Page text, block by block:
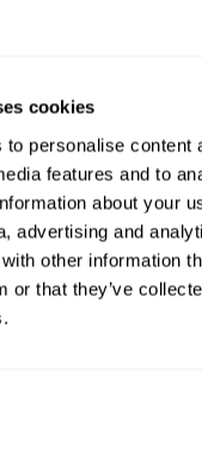
cookies
to personalise content
features and to
about your
advertising and
other information
or that they’ve
العقلية
يساعد في إعادة تنظيم
الضعيفة. إنّ تنبيه
عصبي جديد، وإعادة تنظيم
في اللعبة سباق
بين العين واليد.